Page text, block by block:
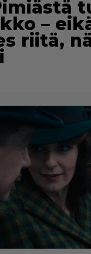
–
riitä,